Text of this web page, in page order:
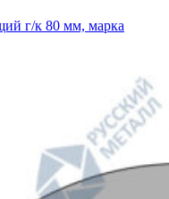
г/к 80 мм, марка